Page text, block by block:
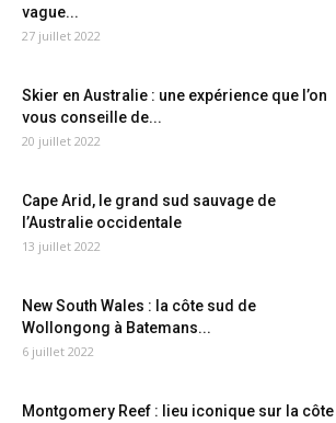
vague...
27 juillet 2022
Skier en Australie : une expérience que l’on
vous conseille de...
20 juillet 2022
Cape Arid, le grand sud sauvage de
l’Australie occidentale
13 juillet 2022
New South Wales : la côte sud de
Wollongong à Batemans...
6 juillet 2022
Montgomery Reef : lieu iconique sur la côte